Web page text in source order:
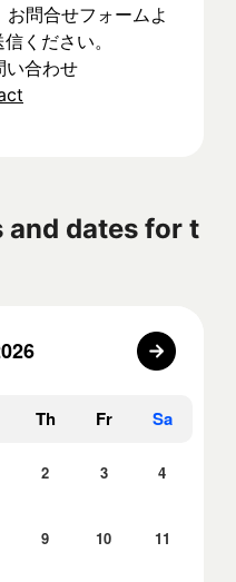
問合せフォームよ
ください。
合わせ
dates for t
Th Fr Sa
2 3 4
9 10 11